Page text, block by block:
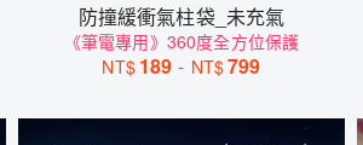
防撞緩衝氣柱袋_未充氣
《筆電專用》360度全方位保護
NT$ 189 - NT$799